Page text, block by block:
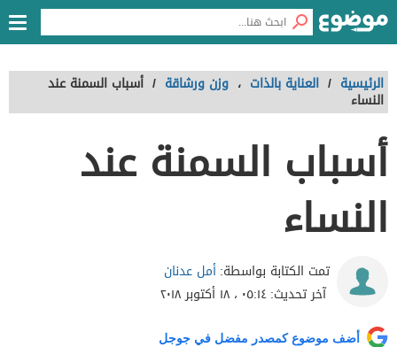
الرئيسية / العناية بالذات ، وزن ورشاقة / أسباب السمنة عند
النساء
أسباب السمنة عند
النساء
تمت الكتابة بواسطة:أمل عدنان
آخر تحديث:٠٥:١٤ ، ١٨ أكتوبر ٢٠١٨
أضف موضوع كمصدر مفضل في جوجل